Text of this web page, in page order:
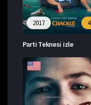
2017
Parti Teknesi izle